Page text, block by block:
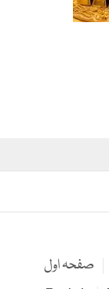
صفحہ اول